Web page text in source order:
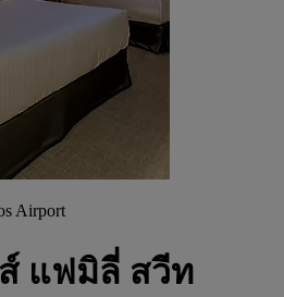
Airport
แฟมิลี่ สวีท